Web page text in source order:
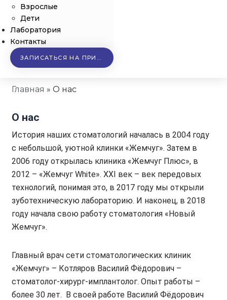
Взрослые
Дети
Лаборатория
Контакты
ЗАПИСАТЬСЯ НА ПРИЕМ
нас
Главная » О нас
О нас
История наших стоматологий началась в 2004 году
с небольшой, уютной клинки «Жемчуг». Затем в
2006 году открылась клиника «Жемчуг Плюс», в
2012 – «Жемчуг White». XXI век – век передовых
технологий, понимая это, в 2017 году мы открыли
зуботехническую лабораторию. И наконец, в 2018
году начала свою работу стоматология «Новый
Жемчуг».
Главный врач сети стоматологических клиник
«Жемчуг» – Котляров Василий Фёдорович –
стоматолог-хирург-имплантолог. Опыт работы –
более 30 лет. В своей работе Василий Фёдорович